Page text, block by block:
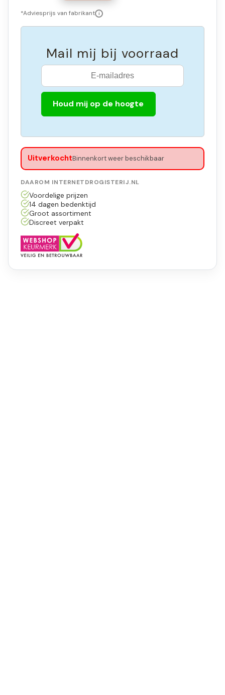
*Adviesprijs van fabrikant i
Mail mij bij voorraad
Houd mij op de hoogte
UitverkochtBinnenkort weer beschikbaar
DAAROM INTERNETDROGISTERIJ.NL
Voordelige prijzen
14 dagen bedenktijd
Groot assortiment
Discreet verpakt